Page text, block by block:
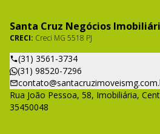
Santa Cruz Negócios
CRECI: Creci MG 5518 PJ
(31) 3561-3734
(31) 98520-7296
Rua João Pessoa, 58, Imobiliária,
35450048